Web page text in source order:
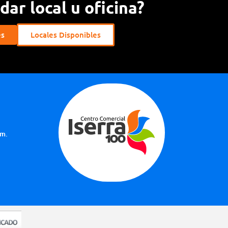
local u oficina?
Locales Disponibles